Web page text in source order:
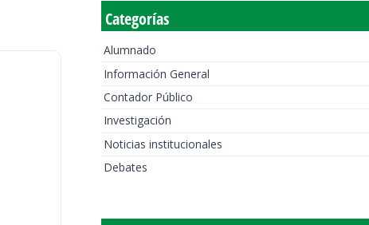
Categorías
Alumnado
Información General
Contador Público
Investigación
Noticias institucionales
Debates